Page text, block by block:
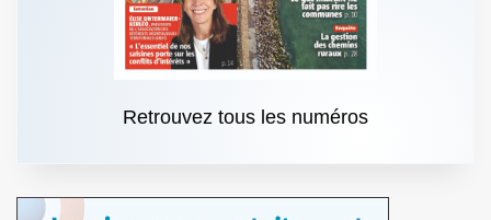
Retrouvez tous les numéros